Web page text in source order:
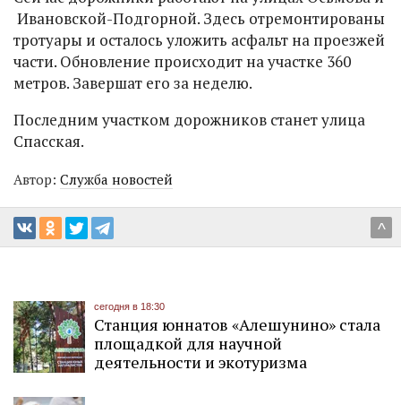
Ивановской-Подгорной. Здесь отремонтированы
тротуары и осталось уложить асфальт на проезжей
части. Обновление происходит на участке 360
метров. Завершат его за неделю.
Последним участком дорожников станет улица
Спасская.
Автор: Служба новостей
^
сегодня в 18:30
Станция юннатов «Алешунино» стала
площадкой для научной
деятельности и экотуризма